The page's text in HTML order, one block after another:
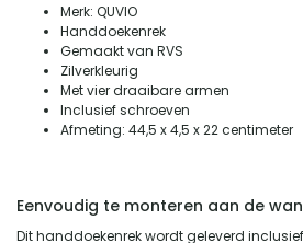
Merk: QUVIO
Handdoekenrek
Gemaakt van RVS
Zilverkleurig
Met vier draaibare armen
Inclusief schroeven
Afmeting: 44,5 x 4,5 x 22 centimeter
Eenvoudig te monteren aan de
Dit handdoekenrek wordt geleverd